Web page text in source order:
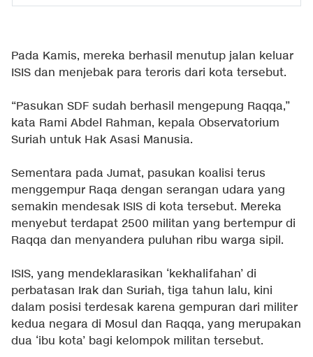
Pada Kamis, mereka berhasil menutup jalan keluar
ISIS dan menjebak para teroris dari kota tersebut.
“Pasukan SDF sudah berhasil mengepung Raqqa,”
kata Rami Abdel Rahman, kepala Observatorium
Suriah untuk Hak Asasi Manusia.
Sementara pada Jumat, pasukan koalisi terus
menggempur Raqa dengan serangan udara yang
semakin mendesak ISIS di kota tersebut. Mereka
menyebut terdapat 2500 militan yang bertempur di
Raqqa dan menyandera puluhan ribu warga sipil.
ISIS, yang mendeklarasikan ‘kekhalifahan’ di
perbatasan Irak dan Suriah, tiga tahun lalu, kini
dalam posisi terdesak karena gempuran dari militer
kedua negara di Mosul dan Raqqa, yang merupakan
dua ‘ibu kota’ bagi kelompok militan tersebut.